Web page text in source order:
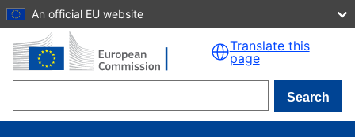
Skip to main content
An official EU website
Translate this
page
Search